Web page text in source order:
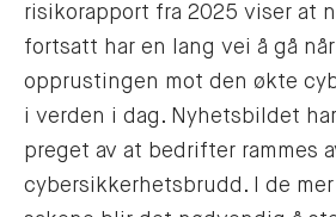
risikorapport fra 2025 viser at
fortsatt har en lang vei å gå
opprustingen mot den økte
i verden i dag. Nyhetsbildet
preget av at bedrifter rammes
cybersikkerhetsbrudd. I de